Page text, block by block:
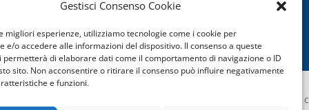
Gestisci Consenso Cookie
migliori esperienze, utilizziamo tecnologie come i cookie per
e/o accedere alle informazioni del dispositivo. Il consenso a queste
permetterà di elaborare dati come il comportamento di navigazione o ID
sito. Non acconsentire o ritirare il consenso può influire negativamente
e funzioni.
C.F.: 97019860788
Confcommercio Cosenza é certificata